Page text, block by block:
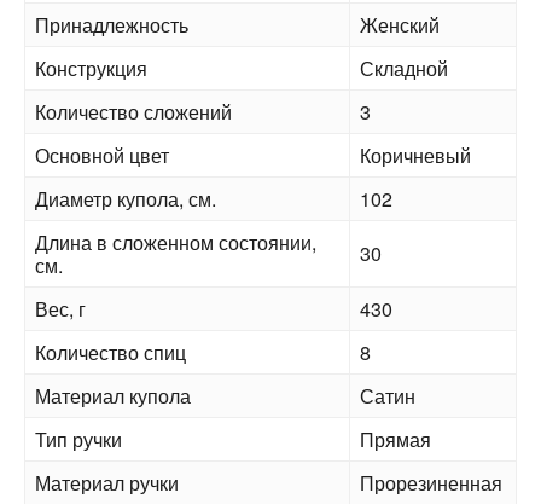
Принадлежность
Женский
Конструкция
Складной
Количество сложений
3
Основной цвет
Коричневый
Диаметр купола, см.
102
Длина в сложенном состоянии,
см.
30
Вес, г
430
Количество спиц
8
Материал купола
Сатин
Тип ручки
Прямая
Материал ручки
Прорезиненная